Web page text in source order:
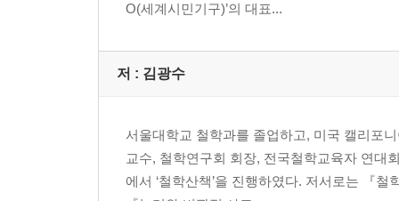
- 모두가 반대한 인천국제공항 건립
- 앞으로의 서울 개발 비전
4장 한반도의 허리를 구상하다
: 대전 및 중부권 프로젝트
O(세계시민기구)’의 대표...
저 : 김광수
서울대학교 철학과를 졸업하고, 미국 캘리포
교수, 철학연구회 회장, 전국철학교육자 연대
에서 ‘철학산책’을 진행하였다. 저서로는 『